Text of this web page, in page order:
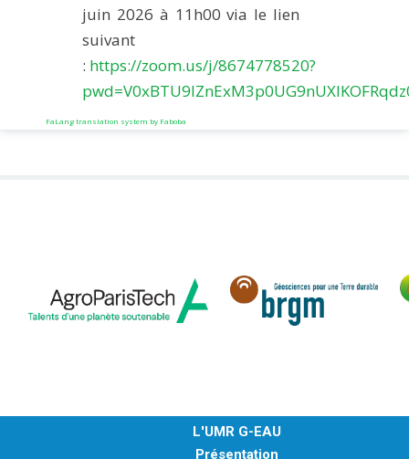
juin 2026 à 11h00 via le lien
suivant
: https://zoom.us/j/8674778520?
FaLang translation system by Faboba
L'UMR G-EAU
Présentation